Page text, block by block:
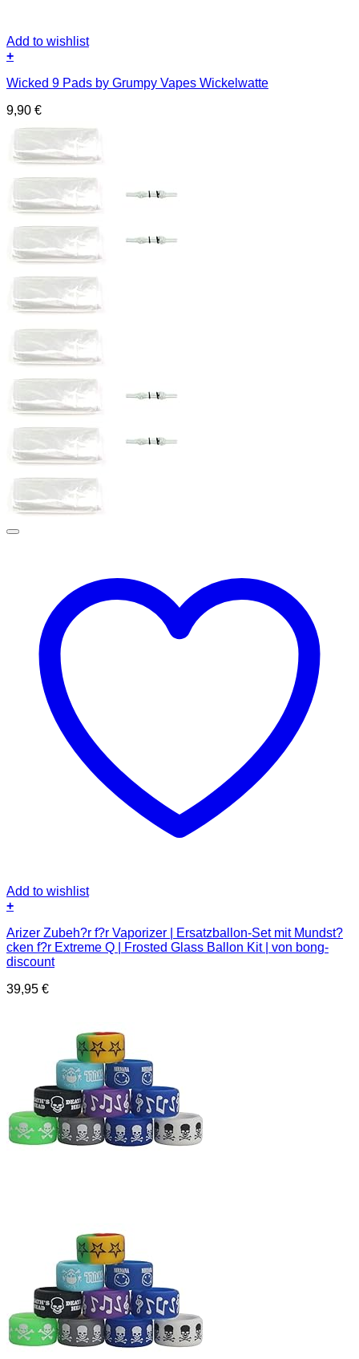
Add to wishlist
+
Wicked 9 Pads by Grumpy Vapes Wickelwatte
9,90 €
Add to wishlist
+
Arizer Zubeh?r f?r Vaporizer | Ersatzballon-Set mit Mundst?
cken f?r Extreme Q | Frosted Glass Ballon Kit | von bong-
discount
39,95 €